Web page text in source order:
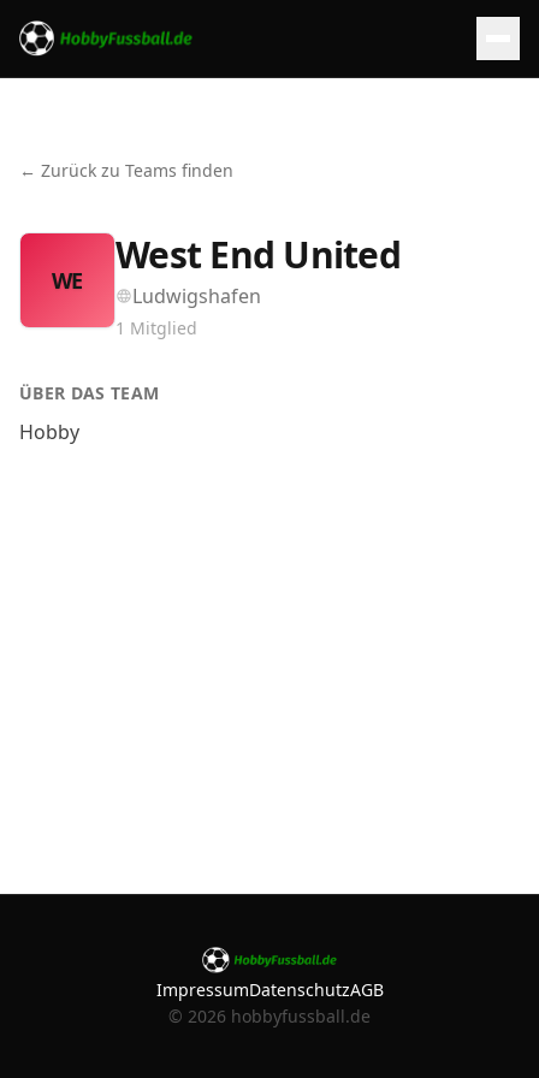
← Zurück zu Teams finden
WE
West End United
Ludwigshafen
1 Mitglied
ÜBER DAS TEAM
Hobby
ImpressumDatenschutzAGB
© 2026 hobbyfussball.de